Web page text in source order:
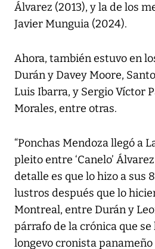
Álvarez (2013), y la de los
Javier Munguia (2024).
Ahora, también estuvo en
Durán y Davey Moore,
Luis Ibarra, y Sergio Víctor
Morales, entre otras.
“Ponchas Mendoza llegó a
pleito entre ‘Canelo’
detalle es que lo hizo a sus
lustros después que lo
Montreal, entre Durán y
párrafo de la crónica que se
longevo cronista panameño